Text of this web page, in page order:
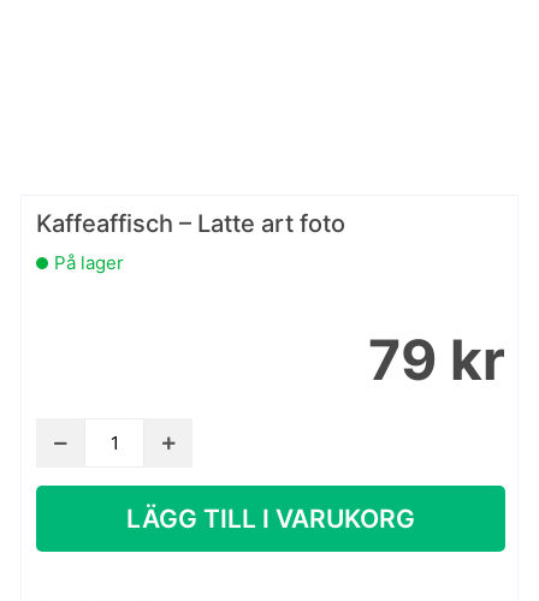
Kaffeaffisch – Latte art foto
På lager
79 kr
Kaffeaffisch
Latte
foto
LÄGG TILL I VARUKORG